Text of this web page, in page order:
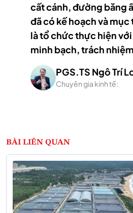
cất cánh, đường băng
đã có kế hoạch và mục
là tổ chức thực hiện
minh bạch, trách
PGS.TS Ngô Trí
Chuyên gia kinh tế:
BÀI LIÊN QUAN